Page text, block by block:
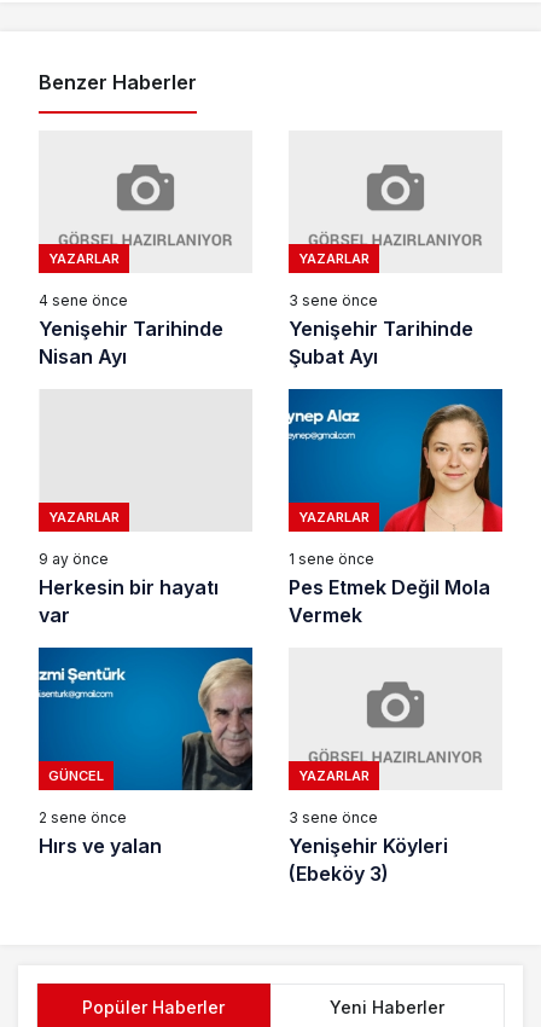
Benzer Haberler
YAZARLAR
4 sene önce
Yenişehir Tarihinde
Nisan Ayı
YAZARLAR
3 sene önce
Yenişehir Tarihinde
Şubat Ayı
YAZARLAR
9 ay önce
Herkesin bir hayatı
var
YAZARLAR
1 sene önce
Pes Etmek Değil Mola
Vermek
GÜNCEL
2 sene önce
Hırs ve yalan
YAZARLAR
3 sene önce
Yenişehir Köyleri
(Ebeköy 3)
Popüler Haberler Yeni Haberler